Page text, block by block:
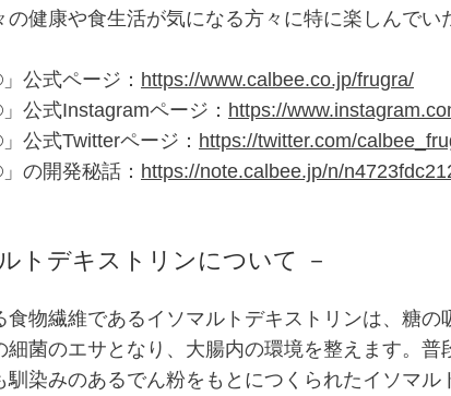
の健康や食生活が気になる方々に特に楽しんでい
公式ページ： https://www.calbee.co.jp/frugra/
公式Instagramページ： https://
公式Twitterページ： https://twitter.com/
の開発秘話： https://note.calbee.jp/n/
トデキストリンについて －
物繊維であるイソマルトデキストリンは、糖の
細菌のエサとなり、大腸内の環境を整えます。
馴染みのあるでん粉をもとにつくられたイソマ